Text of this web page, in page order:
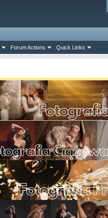
Forum Actions Quick Links